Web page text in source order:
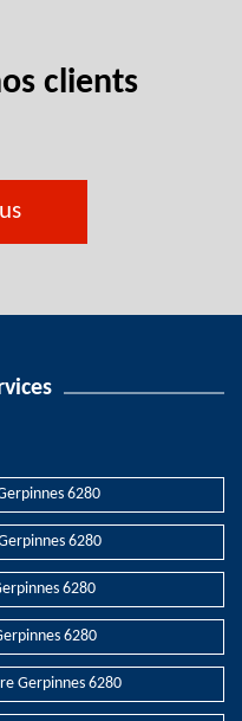
clients
6280
6280
6280
6280
Gerpinnes 6280